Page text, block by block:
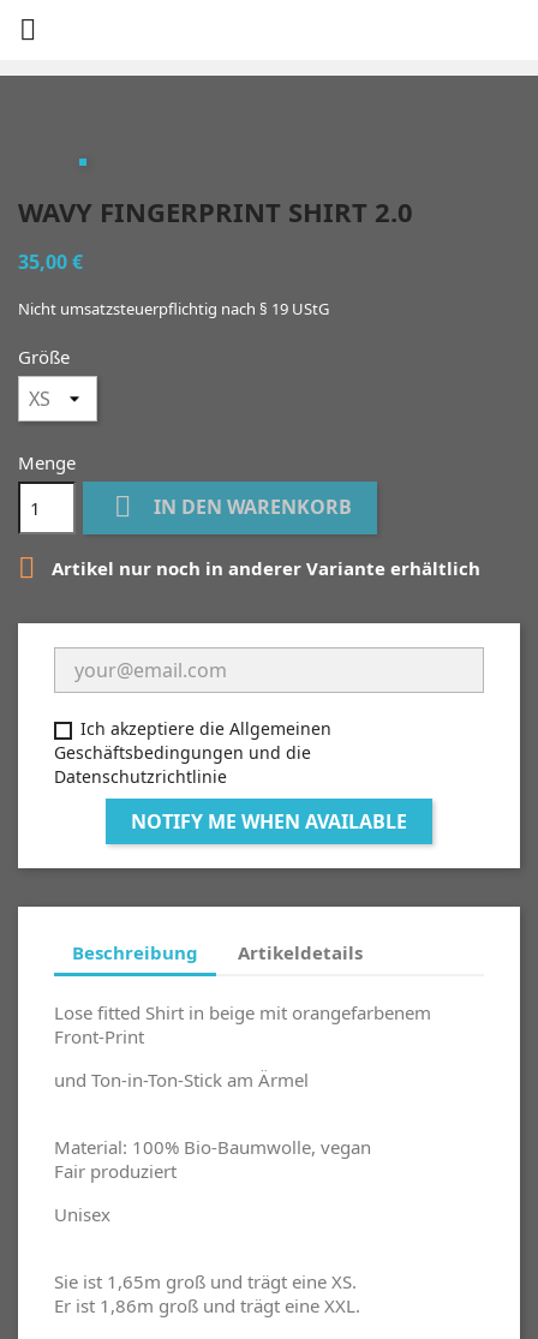

WAVY FINGERPRINT SHIRT 2.0
35,00 €
Nicht umsatzsteuerpflichtig nach § 19 UStG
Größe
Menge
 IN DEN WARENKORB
 Artikel nur noch in anderer Variante erhältlich
Ich akzeptiere die Allgemeinen
Geschäftsbedingungen und die
Datenschutzrichtlinie
NOTIFY ME WHEN AVAILABLE
Beschreibung Artikeldetails
Lose fitted Shirt in beige mit orangefarbenem
Front-Print
und Ton-in-Ton-Stick am Ärmel
Material: 100% Bio-Baumwolle, vegan
Fair produziert
Unisex
Sie ist 1,65m groß und trägt eine XS.
Er ist 1,86m groß und trägt eine XXL.